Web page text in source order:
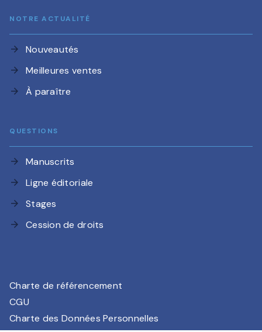
NOTRE ACTUALITÉ
arrow_forward Nouveautés
arrow_forward Meilleures ventes
arrow_forward À paraître
QUESTIONS
arrow_forward Manuscrits
arrow_forward Ligne éditoriale
arrow_forward Stages
arrow_forward Cession de droits
Charte de référencement
CGU
Charte des Données Personnelles